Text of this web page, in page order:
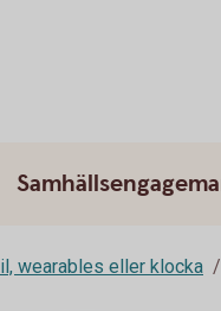
wearables eller klocka